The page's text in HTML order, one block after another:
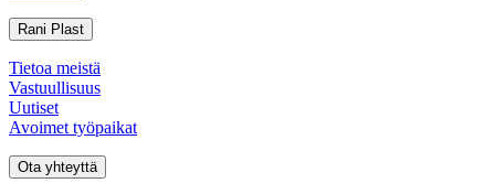
Rani Plast
Tietoa meistä
Vastuullisuus
Uutiset
Avoimet työpaikat
Ota yhteyttä